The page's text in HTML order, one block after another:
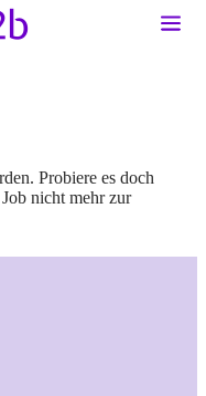
Probiere es doch
nicht mehr zur